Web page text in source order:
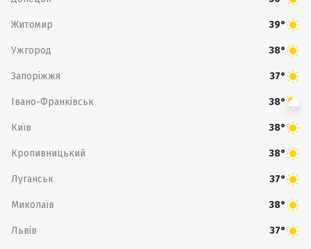
Житомир 39°
Ужгород 38°
Запоріжжя 37°
Івано-Франківськ 38°
Київ 38°
Кропивницький 38°
Луганськ 37°
Миколаїв 38°
Львів 37°